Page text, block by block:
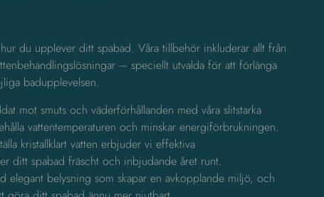
du upplever ditt spabad. Våra tillbehör inkluderar allt från
– speciellt utvalda för att förlänga
badupplevelsen.
mot smuts och väderförhållanden med våra slitstarka
vattentemperaturen och minskar energiförbrukningen.
kristallklart vatten erbjuder vi effektiva
ditt spabad fräscht och inbjudande året runt.
elegant belysning som skapar en avkopplande miljö, och